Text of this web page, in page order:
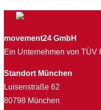
movement24 GmbH
Ein Unternehmen von TÜV
Standort München
Luisenstraße 62
80798 München